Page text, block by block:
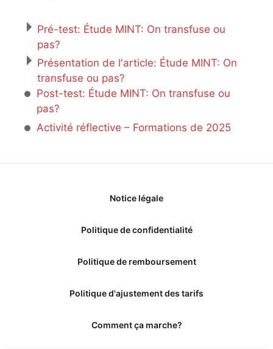
Pré-test: Étude MINT: On transfuse ou
pas?
Présentation de l'article: Étude MINT: On
transfuse ou pas?
Post-test: Étude MINT: On transfuse ou
pas?
Activité réflective – Formations de 2025
Notice légale
Politique de confidentialité
Politique de remboursement
Politique d'ajustement des tarifs
Comment ça marche?